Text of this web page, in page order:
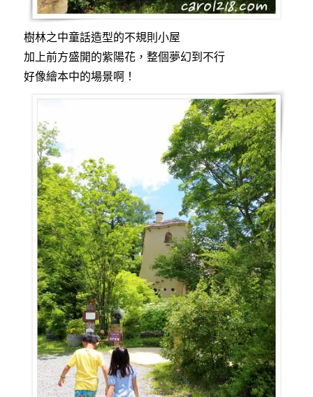
樹林之中童話造型的不規則小屋
加上前方盛開的紫陽花，整個夢幻到不行
好像繪本中的場景啊！